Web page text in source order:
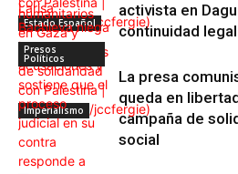
Estado Español
Imperialismo
activista en
continuidad
Presos
Políticos
La presa
queda en
campaña de
social